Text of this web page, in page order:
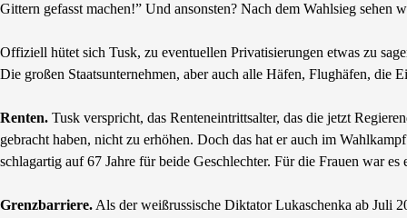
Gittern gefasst machen!” Und ansonsten? Nach dem Wahlsieg sehen
Offiziell hütet sich Tusk, zu eventuellen Privatisierungen etwas zu
Die großen Staatsunternehmen, aber auch alle Häfen, Flughäfen, die
Renten. Tusk verspricht, das Renteneintrittsalter, das die jetzt
gebracht haben, nicht zu erhöhen. Doch das hat er auch im
schlagartig auf 67 Jahre für beide Geschlechter. Für die Frauen war
Grenzbarriere. Als der weißrussische Diktator Lukaschenka ab Juli